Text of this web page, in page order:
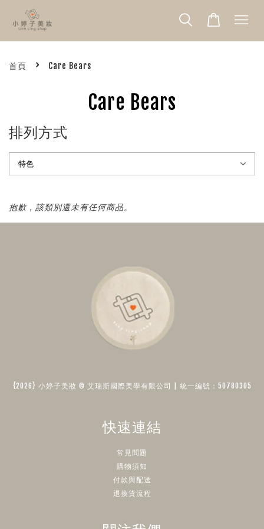
首頁 › Care Bears
Care Bears
排列方式
抱歉，該類別還未有任何商品。
{2026} 小婷子美妝 © 艾瑞斯國際美學有限公司 | 統一編號：50780305​
快速連結
常見問題
購物須知
付款與配送
退換貨流程